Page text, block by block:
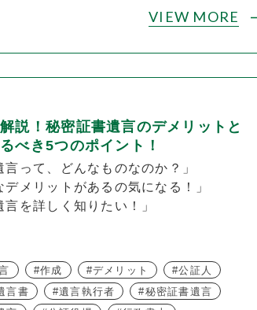
VIEW MORE
説！秘密証書遺言のデメリットと
べき5つのポイント！
言って、どんなものなのか？」
デメリットがあるの気になる！」
言を詳しく知りたい！」
作成 デメリット
公証人
言書 遺言執行者
秘密証書遺言